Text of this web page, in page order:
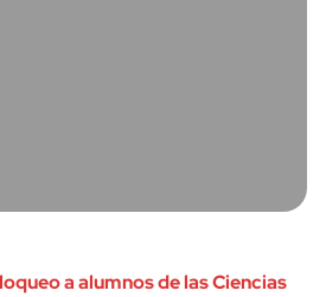
a alumnos de las Ciencias